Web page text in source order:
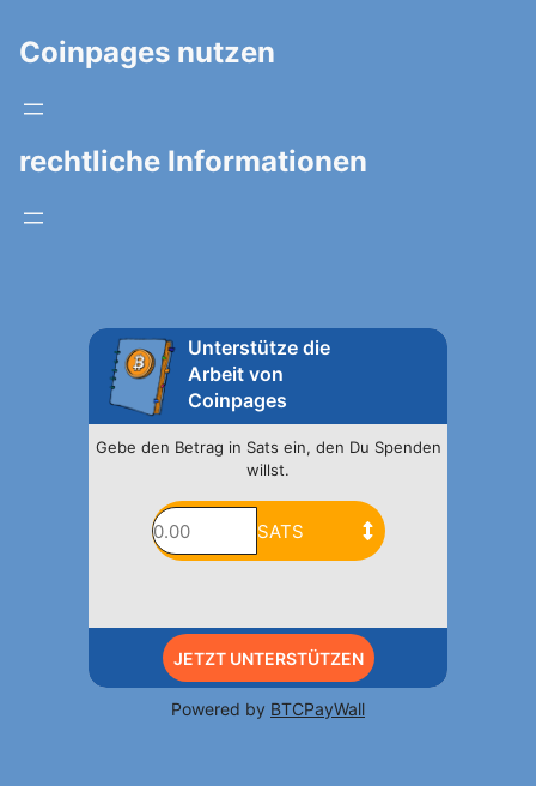
Coinpages nutzen
rechtliche Informationen
Unterstütze die
Arbeit von
Coinpages
Gebe den Betrag in Sats ein, den Du Spenden
willst.
JETZT UNTERSTÜTZEN
Powered by BTCPayWall